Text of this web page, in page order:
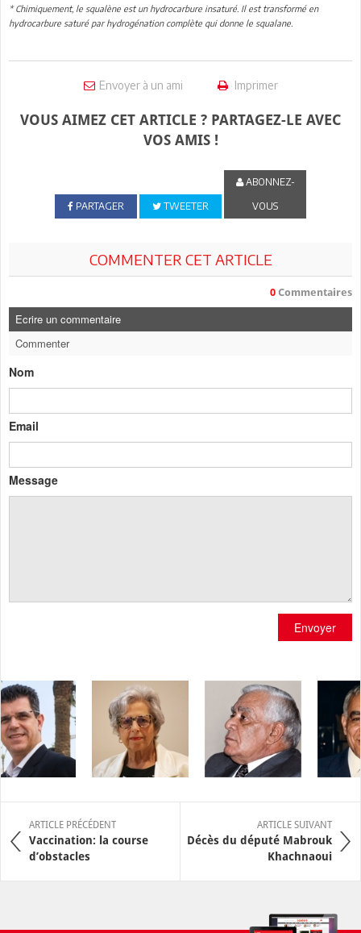
* Chimiquement, le squalène est un hydrocarbure insaturé. Il est transformé en
hydrocarbure saturé par hydrogénation complète qui donne le squalane.
Envoyer à un ami Imprimer
VOUS AIMEZ CET ARTICLE ? PARTAGEZ-LE AVEC
VOS AMIS !
PARTAGER TWEETER
ABONNEZ-
VOUS
COMMENTER CET ARTICLE
0 Commentaires
Ecrire un commentaire
Commenter
Nom
Email
Message
Envoyer
ARTICLE PRÉCÉDENT
Vaccination: la course
d’obstacles
ARTICLE SUIVANT
Décès du député Mabrouk
Khachnaoui